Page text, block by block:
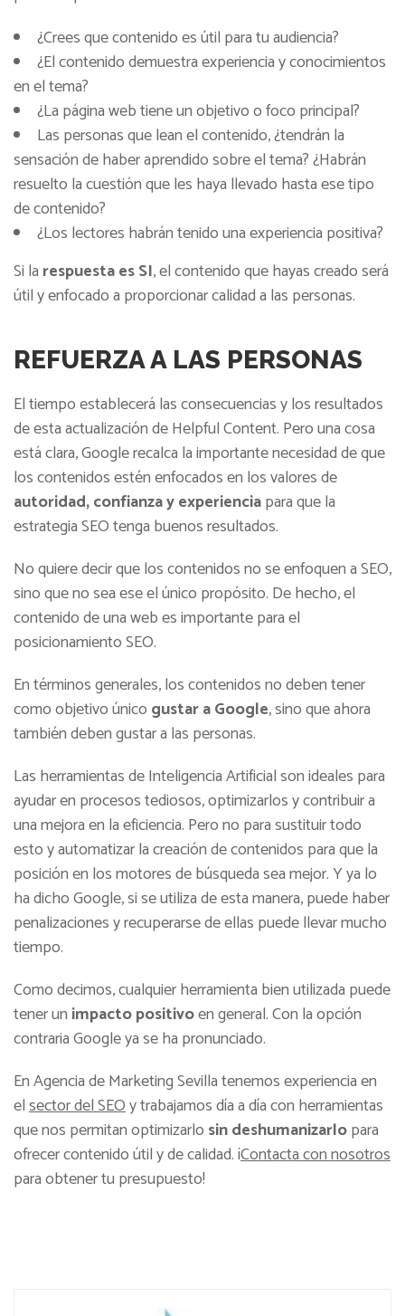
¿Crees que contenido es útil para tu audiencia?
¿El contenido demuestra experiencia y conocimientos
en el tema?
¿La página web tiene un objetivo o foco principal?
Las personas que lean el contenido, ¿tendrán la
sensación de haber aprendido sobre el tema? ¿Habrán
resuelto la cuestión que les haya llevado hasta ese tipo
de contenido?
¿Los lectores habrán tenido una experiencia positiva?
Si la respuesta es SI, el contenido que hayas creado será
útil y enfocado a proporcionar calidad a las personas.
REFUERZA A LAS PERSONAS
El tiempo establecerá las consecuencias y los resultados
de esta actualización de Helpful Content. Pero una cosa
está clara, Google recalca la importante necesidad de que
los contenidos estén enfocados en los valores de
autoridad, confianza y experienciapara que la
estrategia SEO tenga buenos resultados.
No quiere decir que los contenidos no se enfoquen a SEO,
sino que no sea ese el único propósito. De hecho, el
contenido de una web es importante para el
posicionamiento SEO.
En términos generales, los contenidos no deben tener
como objetivo único gustar a Google, sino que ahora
también deben gustar a las personas.
Las herramientas de Inteligencia Artificial son ideales para
ayudar en procesos tediosos, optimizarlos y contribuir a
una mejora en la eficiencia. Pero no para sustituir todo
esto y automatizar la creación de contenidos para que la
posición en los motores de búsqueda sea mejor. Y ya lo
ha dicho Google, si se utiliza de esta manera, puede haber
penalizaciones y recuperarse de ellas puede llevar mucho
tiempo.
Como decimos, cualquier herramienta bien utilizada puede
tener un impacto positivoen general. Con la opción
contraria Google ya se ha pronunciado.
En Agencia de Marketing Sevilla tenemos experiencia en
elsector del SEOy trabajamos día a día con herramientas
que nos permitan optimizarlo sin deshumanizarlopara
ofrecer contenido útil y de calidad. ¡Contacta con nosotros
para obtener tu presupuesto!